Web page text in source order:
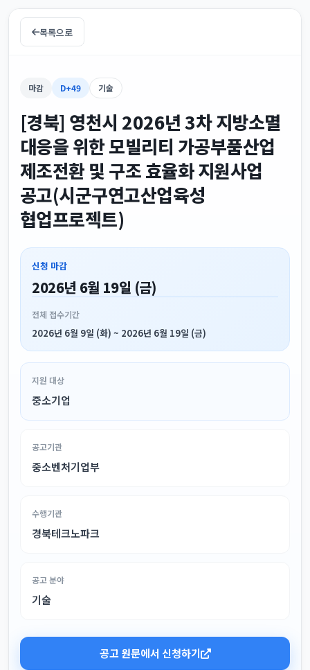
목록으로
마감 D+49 기술
[경북] 영천시 2026년 3차 지방소멸
대응을 위한 모빌리티 가공부품산업
제조전환 및 구조 효율화 지원사업
공고(시군구연고산업육성
협업프로젝트)
신청 마감
2026년 6월 19일 (금)
전체 접수기간
2026년 6월 9일 (화) ~ 2026년 6월 19일 (금)
지원 대상
중소기업
공고기관
중소벤처기업부
수행기관
경북테크노파크
공고 분야
기술
공고 원문에서 신청하기